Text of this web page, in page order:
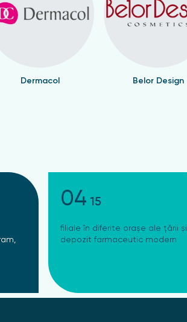
Dermacol Belor Design
04 15
filiale în diferite orașe ale țării și
depozit farmaceutic modern